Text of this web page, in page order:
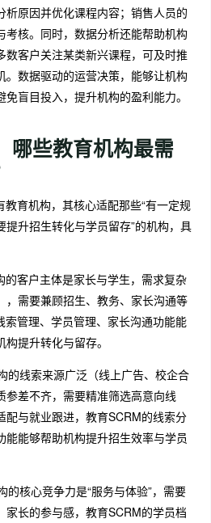
析原因并优化课程内容；销售人员的
考核。同时，数据分析还能帮助机构
数客户关注某类新兴课程，可及时推
。数据驱动的运营决策，能够让机构
盲目投入，提升机构的盈利能力。
哪些教育机构最需
育机构，其核心适配那些“有一定规
升招生转化与学员留存”的机构，具
客户主体是家长与学生，需求复杂
，需要兼顾招生、教务、家长沟通等
索管理、学员管理、家长沟通功能能
提升转化与留存。
的线索来源广泛（线上广告、校企合
参差不齐，需要精准筛选高意向线
配与就业跟进，教育SCRM的线索分
能够帮助机构提升招生效率与学员
核心竞争力是“服务与体验”，需要
家长的参与感，教育SCRM的学员档